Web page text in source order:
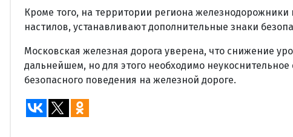
Кроме того, на территории региона
настилов, устанавливают дополнительные знаки
Московская железная дорога уверена, что снижение
дальнейшем, но для этого необходимо
безопасного поведения на железной дороге.